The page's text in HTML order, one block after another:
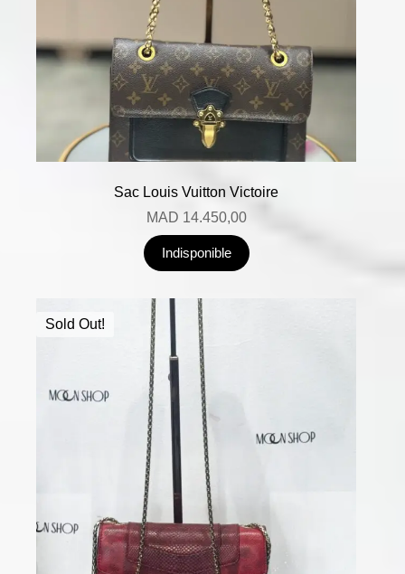
Sac Louis Vuitton Victoire
MAD 14.450,00
Indisponible
Sold Out!